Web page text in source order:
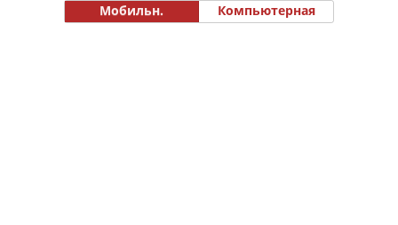
Мобильн. Компьютерная